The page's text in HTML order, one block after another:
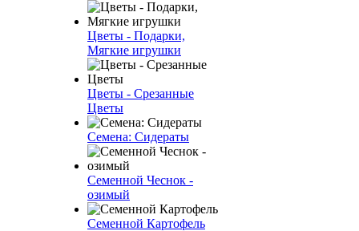
Цветы - Подарки,
Мягкие игрушки
Цветы - Срезанные
Цветы
Семена: Сидераты
Семенной Чеснок -
озимый
Семенной Картофель